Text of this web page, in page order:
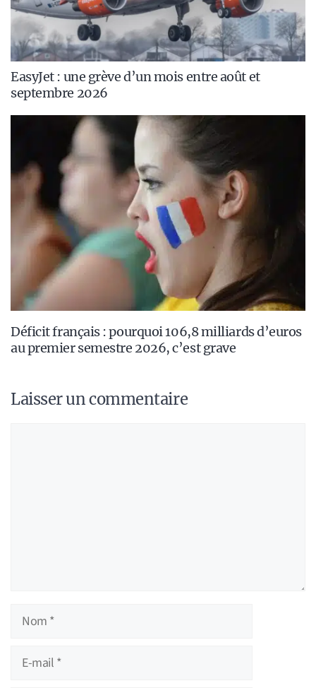
EasyJet : une grève d’un mois entre août et
septembre 2026
Déficit français : pourquoi 106,8 milliards d’euros
au premier semestre 2026, c’est grave
Laisser un commentaire
Nom